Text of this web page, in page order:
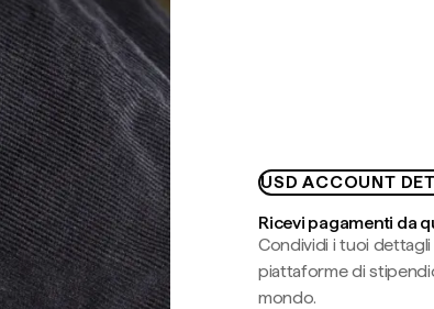
USD ACCOUNT
Ricevi pagamenti da
Condividi i tuoi dettagli
piattaforme di
mondo.